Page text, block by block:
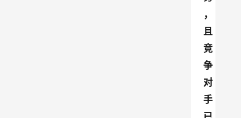
，
且
竞
争
对
手